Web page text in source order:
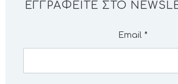
ΕΓΓΡΑΦΕΊΤΕ ΣΤΟ
Email *